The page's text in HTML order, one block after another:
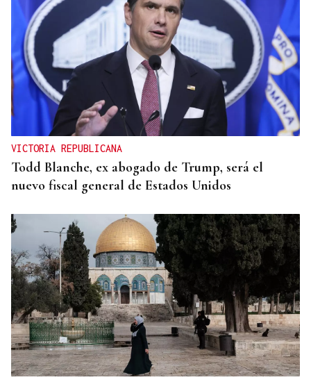
VICTORIA REPUBLICANA
Todd Blanche, ex abogado de Trump, será el
nuevo fiscal general de Estados Unidos